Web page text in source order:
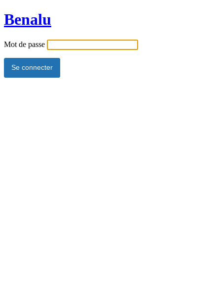
Benalu
Mot de passe